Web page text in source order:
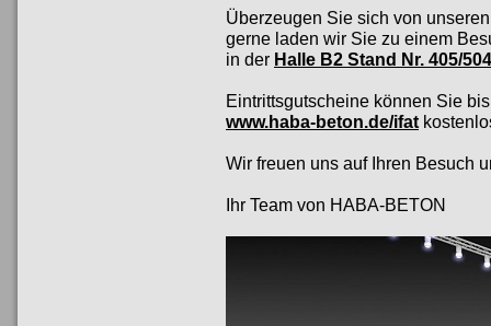
Überzeugen Sie sich von
gerne laden wir Sie zu einem
in der Halle B2 Stand Nr. 405/504
Eintrittsgutscheine können Sie
www.haba-beton.de/ifat
Wir freuen uns auf Ihren Besuch
Ihr Team von HABA-BETON